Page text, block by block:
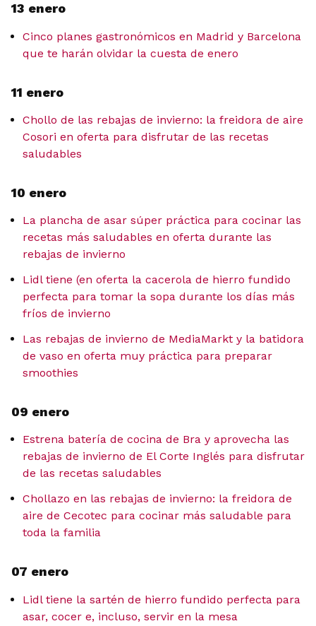
13 enero
Cinco planes gastronómicos en Madrid y Barcelona
que te harán olvidar la cuesta de enero
11 enero
Chollo de las rebajas de invierno: la freidora de aire
Cosori en oferta para disfrutar de las recetas
saludables
10 enero
La plancha de asar súper práctica para cocinar las
recetas más saludables en oferta durante las
rebajas de invierno
Lidl tiene (en oferta la cacerola de hierro fundido
perfecta para tomar la sopa durante los días más
fríos de invierno
Las rebajas de invierno de MediaMarkt y la batidora
de vaso en oferta muy práctica para preparar
smoothies
09 enero
Estrena batería de cocina de Bra y aprovecha las
rebajas de invierno de El Corte Inglés para disfrutar
de las recetas saludables
Chollazo en las rebajas de invierno: la freidora de
aire de Cecotec para cocinar más saludable para
toda la familia
07 enero
Lidl tiene la sartén de hierro fundido perfecta para
asar, cocer e, incluso, servir en la mesa